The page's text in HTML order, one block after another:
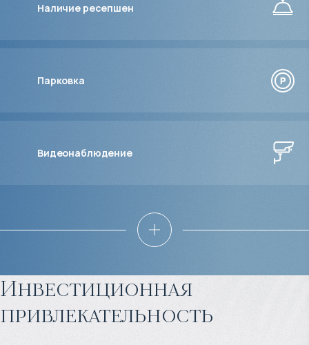
Наличие ресепшен
Парковка
Видеонаблюдение
Инвестиционная
привлекательность